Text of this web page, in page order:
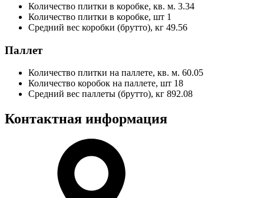
Количество плитки в коробке, кв. м. 3.34
Количество плитки в коробке, шт 1
Средний вес коробки (брутто), кг 49.56
Паллет
Количество плитки на паллете, кв. м. 60.05
Количество коробок на паллете, шт 18
Средний вес паллеты (брутто), кг 892.08
Контактная информация